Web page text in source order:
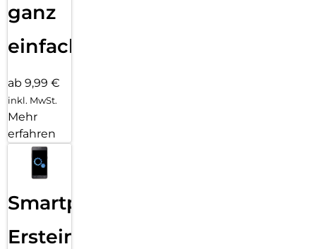
ganz
einfach
ab 9,99 €
inkl. MwSt.
Mehr
erfahren
Smartphone
Ersteinrichtung